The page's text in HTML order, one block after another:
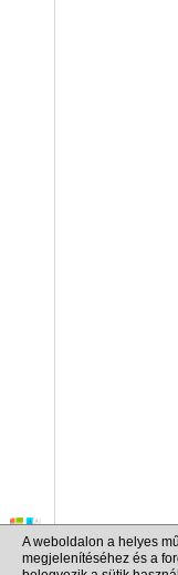
A weboldalon a helyes
megjelenítéséhez és a